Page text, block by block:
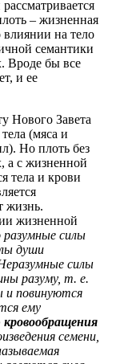
– жизненная
влиянии на тело
семантики
Вроде бы все
и ее
Нового Завета
(мяса и
Но плоть без
а с жизненной
тела и крови
жизнь.
жизненной
силы
души
силы
разуму, т. е.
и повинуются
ему
семени,